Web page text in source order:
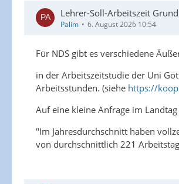
Lehrer-Soll-Arbeitszeit
Palim 6. August 2026 10:54
Für NDS gibt es verschiedene
in der Arbeitszeitstudie der Uni
Arbeitsstunden. (siehe https://
Auf eine kleine Anfrage im
"Im Jahresdurchschnitt haben
von durchschnittlich 221